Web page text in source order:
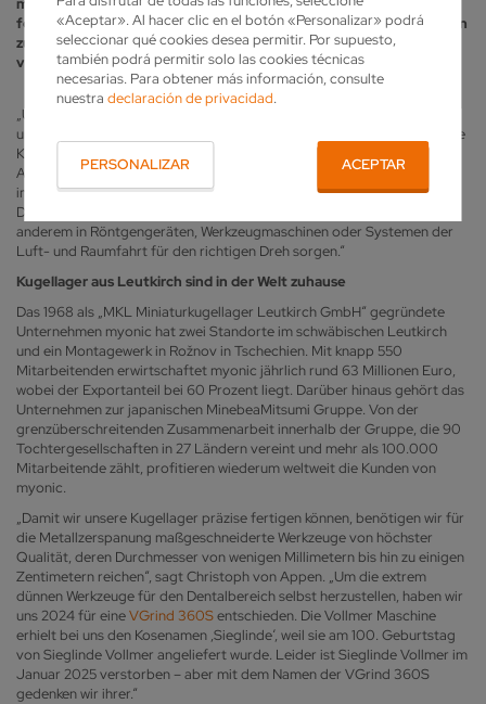
«Aceptar». Al hacer clic en el botón «Personalizar» podrá
seleccionar qué cookies desea permitir. Por supuesto,
también podrá permitir solo las cookies técnicas
necesarias. Para obtener más información, consulte
nuestradeclaración de privacidad.
PERSONALIZAR ACEPTAR
fertigt. Zudem wird die Maschine des Biberacher Schärfspezialisten
zum Nachschärfen von Bohrern, Fräsern oder Reibahlen
verwendet.
„Unseren Produkten hat wohl jeder schon mal ,auf den Zahn gefühlt‘ –
und das im wahrsten Sinne des Wortes, denn wir entwickeln hochpräzise
Kugellager für Zahnarzthand- und winkelstücke“, sagt Christoph von
Appen, Geschäftsführer der myonic GmbH. „Wir sind weltweit führend
im Dentalbereich und machen rund ein Drittel unseres Umsatzes mit
Dentallager. Zudem entwickeln wir Kugel- und Wälzlager, die unter
anderem in Röntgengeräten, Werkzeugmaschinen oder Systemen der
Luft- und Raumfahrt für den richtigen Dreh sorgen.“
Kugellager aus Leutkirch sind in der Welt zuhause
Das 1968 als „MKL Miniaturkugellager Leutkirch GmbH“ gegründete
Unternehmen myonic hat zwei Standorte im schwäbischen Leutkirch
und ein Montagewerk in Rožnov in Tschechien. Mit knapp 550
Mitarbeitenden erwirtschaftet myonic jährlich rund 63 Millionen Euro,
wobei der Exportanteil bei 60 Prozent liegt. Darüber hinaus gehört das
Unternehmen zur japanischen MinebeaMitsumi Gruppe. Von der
grenzüberschreitenden Zusammenarbeit innerhalb der Gruppe, die 90
Tochtergesellschaften in 27 Ländern vereint und mehr als 100.000
Mitarbeitende zählt, profitieren wiederum weltweit die Kunden von
myonic.
„Damit wir unsere Kugellager präzise fertigen können, benötigen wir für
die Metallzerspanung maßgeschneiderte Werkzeuge von höchster
Qualität, deren Durchmesser von wenigen Millimetern bis hin zu einigen
Zentimetern reichen“, sagt Christoph von Appen. „Um die extrem
dünnen Werkzeuge für den Dentalbereich selbst herzustellen, haben wir
uns 2024 für eineVGrind 360Sentschieden. Die Vollmer Maschine
erhielt bei uns den Kosenamen ,Sieglinde‘, weil sie am 100. Geburtstag
von Sieglinde Vollmer angeliefert wurde. Leider ist Sieglinde Vollmer im
Januar 2025 verstorben – aber mit dem Namen der VGrind 360S
gedenken wir ihrer.“